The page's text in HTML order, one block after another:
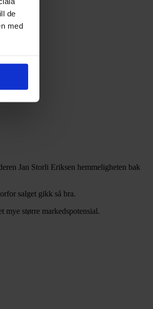
de
med
Jan Storli Eriksen hemmeligheten bak
salget gikk så bra.
mye større markedspotensial.